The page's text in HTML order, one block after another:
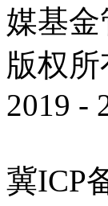
媒基
版权
2019 -
冀ICP